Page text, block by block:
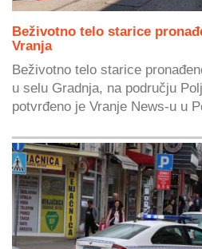
Beživotno telo starice
Vranja
Beživotno telo starice
u selu Gradnja, na području
potvrđeno je Vranje News-u u